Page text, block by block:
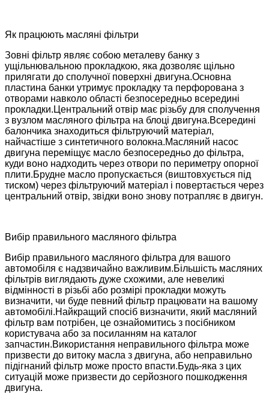
Як працюють масляні фільтри
Зовні фільтр являє собою металеву банку з
ущільнювальною прокладкою, яка дозволяє щільно
прилягати до сполучної поверхні двигуна.Основна
пластина банки утримує прокладку та перфорована з
отворами навколо області безпосередньо всередині
прокладки.Центральний отвір має різьбу для сполучення
з вузлом масляного фільтра на блоці двигуна.Всередині
балончика знаходиться фільтруючий матеріал,
найчастіше з синтетичного волокна.Масляний насос
двигуна переміщує масло безпосередньо до фільтра,
куди воно надходить через отвори по периметру опорної
плити.Брудне масло пропускається (виштовхується під
тиском) через фільтруючий матеріал і повертається через
центральний отвір, звідки воно знову потрапляє в двигун.
Вибір правильного масляного фільтра
Вибір правильного масляного фільтра для вашого
автомобіля є надзвичайно важливим.Більшість масляних
фільтрів виглядають дуже схожими, але невеликі
відмінності в різьбі або розмірі прокладки можуть
визначити, чи буде певний фільтр працювати на вашому
автомобілі.Найкращий спосіб визначити, який масляний
фільтр вам потрібен, це ознайомитись з посібником
користувача або за посиланням на каталог
запчастин.Використання неправильного фільтра може
призвести до витоку масла з двигуна, або неправильно
підігнаний фільтр може просто впасти.Будь-яка з цих
ситуацій може призвести до серйозного пошкодження
двигуна.